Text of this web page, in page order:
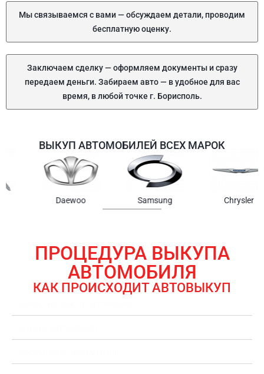
Мы связываемся с вами — обсуждаем детали, проводим
бесплатную оценку.
Заключаем сделку — оформляем документы и сразу
передаем деньги. Забираем авто — в удобное для вас
время, в любой точке г. Борисполь.
ВЫКУП АВТОМОБИЛЕЙ ВСЕХ МАРОК
Samsung Chrysler Gmc
ПРОЦЕДУРА ВЫКУПА
АВТОМОБИЛЯ
КАК ПРОИСХОДИТ АВТОВЫКУП